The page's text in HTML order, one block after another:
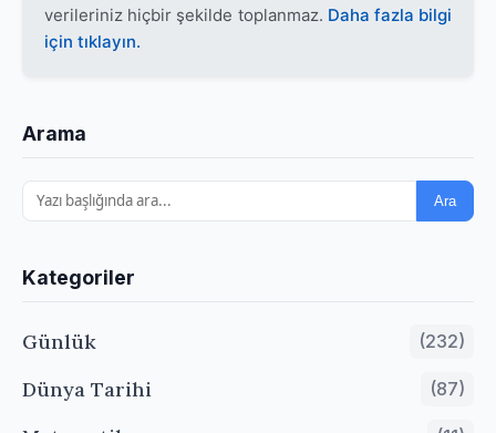
verileriniz hiçbir şekilde toplanmaz. Daha fazla bilgi
için tıklayın.
Arama
Ara
Kategoriler
Günlük (232)
Dünya Tarihi (87)